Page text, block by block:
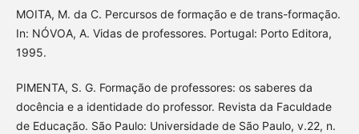
MOITA, M. da C. Percursos de formação e de trans-formação.
In: NÓVOA, A. Vidas de professores. Portugal: Porto Editora,
1995.
PIMENTA, S. G. Formação de professores: os saberes da
docência e a identidade do professor. Revista da Faculdade
de Educação. São Paulo: Universidade de São Paulo, v.22, n.